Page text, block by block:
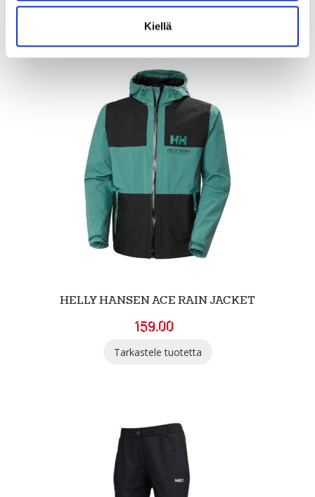
Kiellä
HELLY HANSEN ACE RAIN JACKET
159.00
Tarkastele tuotetta